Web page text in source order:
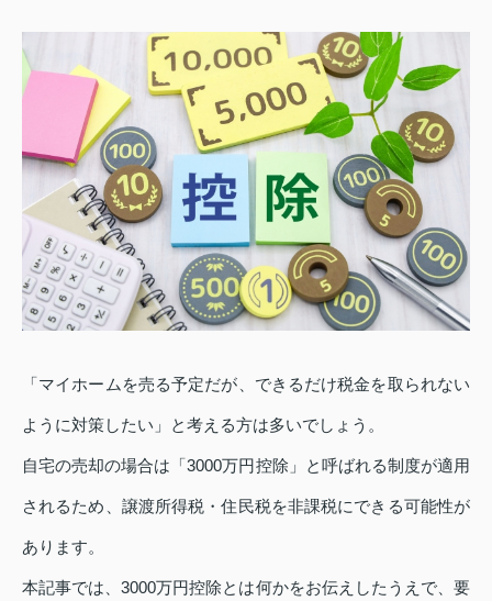
「マイホームを売る予定だが、できるだけ税金を取られない
ように対策したい」と考える方は多いでしょう。
自宅の売却の場合は「3000万円控除」と呼ばれる制度が適用
されるため、譲渡所得税・住民税を非課税にできる可能性が
あります。
本記事では、3000万円控除とは何かをお伝えしたうえで、要